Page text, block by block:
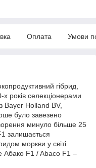
Оплата Умови
гібрид,
років селекціонерами
Bayer Holland BV,
було завезено
минуло більше 25
залишається
моркви у світі.
Абако F1 / Abaco F1 –